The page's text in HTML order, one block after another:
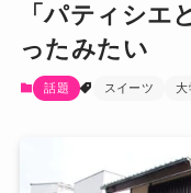
「パティシエ
ったみたい
話題 スイーツ 大